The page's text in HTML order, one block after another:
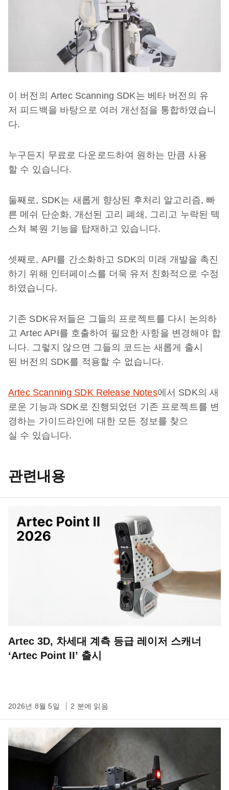
이 버전의 Artec Scanning SDK는 베타 버전의 유
저 피드백을 바탕으로 여러 개선점을 통합하였습니
다.
누구든지 무료로 다운로드하여 원하는 만큼 사용
할 수 있습니다.
둘째로, SDK는 새롭게 향상된 후처리 알고리즘, 빠
른 메쉬 단순화, 개선된 고리 폐쇄, 그리고 누락된 텍
스쳐 복원 기능을 탑재하고 있습니다.
셋째로, API를 간소화하고 SDK의 미래 개발을 촉진
하기 위해 인터페이스를 더욱 유저 친화적으로 수정
하였습니다.
기존 SDK유저들은 그들의 프로젝트를 다시 논의하
고 Artec API를 호출하여 필요한 사항을 변경해야 합
니다. 그렇지 않으면 그들의 코드는 새롭게 출시
된 버전의 SDK를 적용할 수 없습니다.
Artec Scanning SDK Release Notes에서 SDK의 새
로운 기능과 SDK로 진행되었던 기존 프로젝트를 변
경하는 가이드라인에 대한 모든 정보를 찾으
실 수 있습니다.
관련내용
Artec 3D, 차세대 계측 등급 레이저 스캐너
‘Artec Point II’ 출시
2026년 8월 5일 2 분에 읽음